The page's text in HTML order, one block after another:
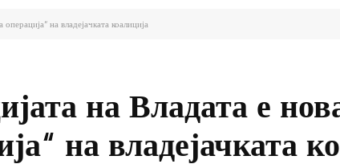
на владејачката коалиција
на Владата е
на владејачката